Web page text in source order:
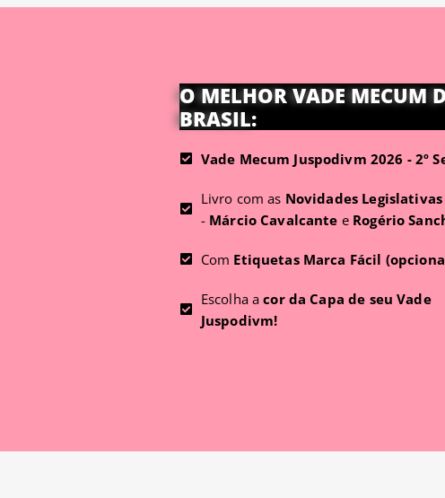
O MELHOR VADE MECUM
BRASIL:
Vade Mecum Juspodivm 2026 - 2º
Livro com as Novidades Legislativas
- Márcio Cavalcante e Rogério
Com Etiquetas Marca Fácil
Escolha acor da Capa de seu Vade
Juspodivm!